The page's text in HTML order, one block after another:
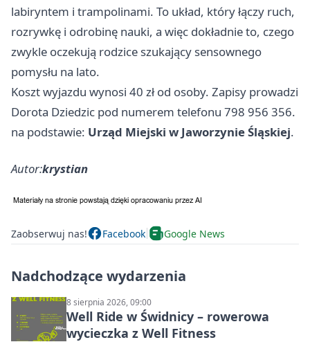
labiryntem i trampolinami. To układ, który łączy ruch,
rozrywkę i odrobinę nauki, a więc dokładnie to, czego
zwykle oczekują rodzice szukający sensownego
pomysłu na lato.
Koszt wyjazdu wynosi 40 zł od osoby. Zapisy prowadzi
Dorota Dziedzic pod numerem telefonu 798 956 356.
na podstawie: Urząd Miejski w Jaworzynie Śląskiej.
Autor:krystian
Zaobserwuj nas! Facebook Google News
Nadchodzące wydarzenia
8 sierpnia 2026, 09:00
Well Ride w Świdnicy – rowerowa
wycieczka z Well Fitness